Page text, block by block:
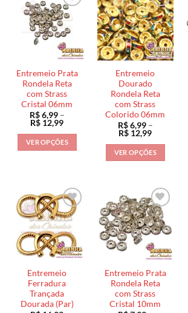
várias
variantes.
As
opções
podem
ser
escolhidas
na
página
do
produto
Entremeio Prata
Rondela Reta
com Strass
Cristal 06mm
R$6,99 –
R$ 12,99Faixa
preço:
R$ 6,99
através
VER OPÇÕES
várias
variantes.
As
opções
podem
ser
escolhidas
na
página
do
Entremeio
Dourado
Rondela Reta
com Strass
Colorido 06mm
R$6,99 –
R$ 12,99Faixa
preço:
R$ 6,99
através
VER OPÇÕES
várias
variantes.
As
opções
podem
ser
escolhidas
na
página
Entremeio
Ferradura
Trançada
Dourada (Par)
Entremeio Prata
Rondela Reta
com Strass
Cristal 10mm